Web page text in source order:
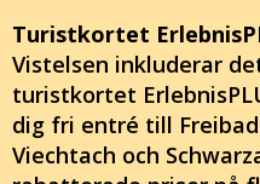
Turistkortet
Vistelsen inkluderar
turistkortet
dig fri entré till
Viechtach och